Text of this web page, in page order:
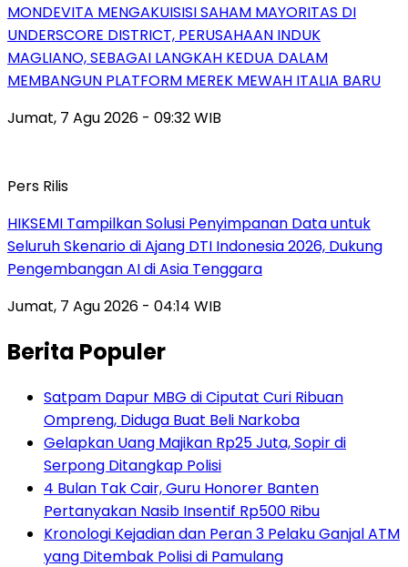
MONDEVITA MENGAKUISISI SAHAM MAYORITAS DI
UNDERSCORE DISTRICT, PERUSAHAAN INDUK
MAGLIANO, SEBAGAI LANGKAH KEDUA DALAM
MEMBANGUN PLATFORM MEREK MEWAH ITALIA BARU
Jumat, 7 Agu 2026 - 09:32 WIB
Pers Rilis
HIKSEMI Tampilkan Solusi Penyimpanan Data untuk
Seluruh Skenario di Ajang DTI Indonesia 2026, Dukung
Pengembangan AI di Asia Tenggara
Jumat, 7 Agu 2026 - 04:14 WIB
Berita Populer
Satpam Dapur MBG di Ciputat Curi Ribuan
Ompreng, Diduga Buat Beli Narkoba
Gelapkan Uang Majikan Rp25 Juta, Sopir di
Serpong Ditangkap Polisi
4 Bulan Tak Cair, Guru Honorer Banten
Pertanyakan Nasib Insentif Rp500 Ribu
Kronologi Kejadian dan Peran 3 Pelaku Ganjal ATM
yang Ditembak Polisi di Pamulang